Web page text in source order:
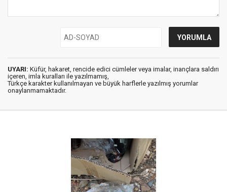
UYARI: Küfür, hakaret, rencide edici cümleler veya imalar, inançlara saldırı
içeren, imla kuralları ile yazılmamış,
Türkçe karakter kullanılmayan ve büyük harflerle yazılmış yorumlar
onaylanmamaktadır.